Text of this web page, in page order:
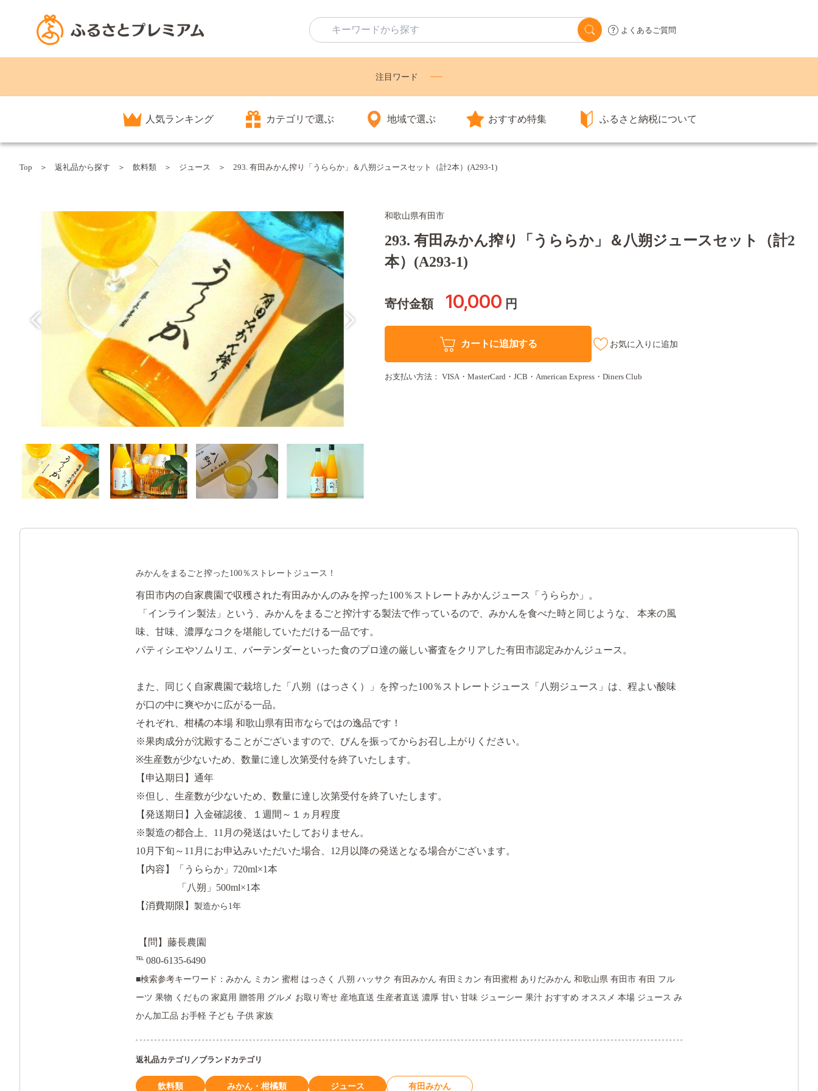
よくあるご質問
注目ワード
人気ランキング カテゴリで選ぶ 地域で選ぶ おすすめ特集 ふるさと納税について
Top 返礼品から探す 飲料類 ジュース 293. 有田みかん搾り「うららか」＆八朔ジュースセット（計2本）(A293-1)
和歌山県有田市
293. 有田みかん搾り「うららか」＆八朔ジュースセット（計2
本）(A293-1)
寄付金額 10,000 円
カートに追加する お気に入りに追加
お支払い方法： VISA・MasterCard・JCB・American Express・Diners Club
みかんをまるごと搾った100％ストレートジュース！
有田市内の自家農園で収穫された有田みかんのみを搾った100％ストレートみかんジュース「うららか」。
「インライン製法」という、みかんをまるごと搾汁する製法で作っているので、みかんを食べた時と同じような、 本来の風
味、甘味、濃厚なコクを堪能していただける一品です。
パティシエやソムリエ、バーテンダーといった食のプロ達の厳しい審査をクリアした有田市認定みかんジュース。
また、同じく自家農園で栽培した「八朔（はっさく）」を搾った100％ストレートジュース「八朔ジュース」は、程よい酸味
が口の中に爽やかに広がる一品。
それぞれ、柑橘の本場 和歌山県有田市ならではの逸品です！
※果肉成分が沈殿することがございますので、びんを振ってからお召し上がりください。
※生産数が少ないため、数量に達し次第受付を終了いたします。
【申込期日】通年
※但し、生産数が少ないため、数量に達し次第受付を終了いたします。
【発送期日】入金確認後、１週間～１ヵ月程度
※製造の都合上、11月の発送はいたしておりません。
10月下旬～11月にお申込みいただいた場合、12月以降の発送となる場合がございます。
【内容】「うららか」720ml×1本
「八朔」500ml×1本
【消費期限】 製造から1年
【問】藤長農園
℡ 080-6135-6490
■検索参考キーワード： みかん ミカン 蜜柑 はっさく 八朔 ハッサク 有田みかん 有田ミカン 有田蜜柑 ありだみかん 和歌山県 有田市 有田 フル
ーツ 果物 くだもの 家庭用 贈答用 グルメ お取り寄せ 産地直送 生産者直送 濃厚 甘い 甘味 ジューシー 果汁 おすすめ オススメ 本場 ジュース み
かん加工品 お手軽 子ども 子供 家族
返礼品カテゴリ／ブランドカテゴリ
飲料類 みかん・柑橘類 ジュース 有田みかん